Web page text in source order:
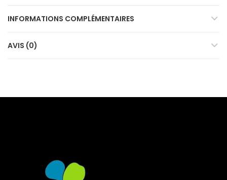
INFORMATIONS COMPLÉMENTAIRES
AVIS (0)